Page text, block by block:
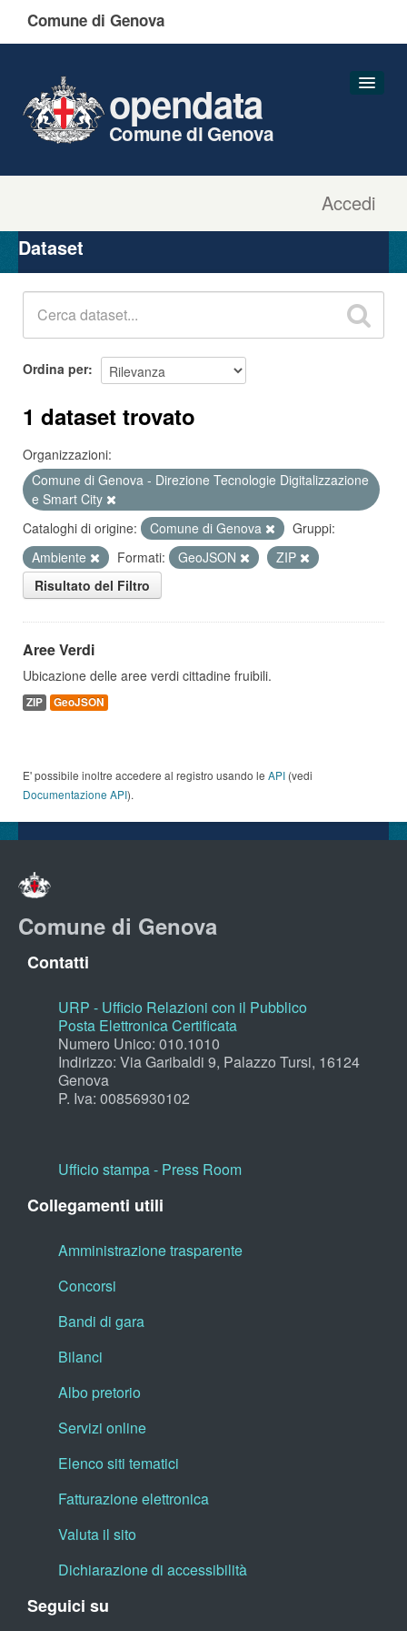
Comune di Genova
Accedi
opendata
Comune di Genova
Organizzazioni
Gruppi
Dataset
Ordina per
1 dataset trovato
Organizzazioni:
Comune di Genova - Direzione Tecnologie Digitalizzazione
e Smart City
Cataloghi di origine:
Comune di Genova
Gruppi:
Ambiente
Formati: GeoJSON
ZIP
Risultato del Filtro
Aree Verdi
Ubicazione delle aree verdi cittadine fruibili.
ZIP GeoJSON
E' possibile inoltre accedere al registro usando le API (vedi
Documentazione API).
Comune di Genova
Contatti
URP - Ufficio Relazioni con il Pubblico
Posta Elettronica Certificata
Numero Unico: 010.1010
Indirizzo: Via Garibaldi 9, Palazzo Tursi, 16124
Genova
P. Iva: 00856930102
Ufficio stampa - Press Room
Collegamenti utili
Amministrazione trasparente
Concorsi
Bandi di gara
Bilanci
Albo pretorio
Servizi online
Elenco siti tematici
Fatturazione elettronica
Valuta il sito
Dichiarazione di accessibilità
Seguici su